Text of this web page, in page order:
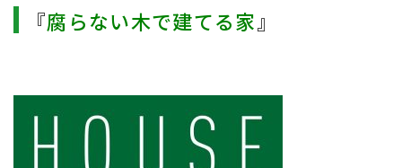
『腐らない木で建てる家』